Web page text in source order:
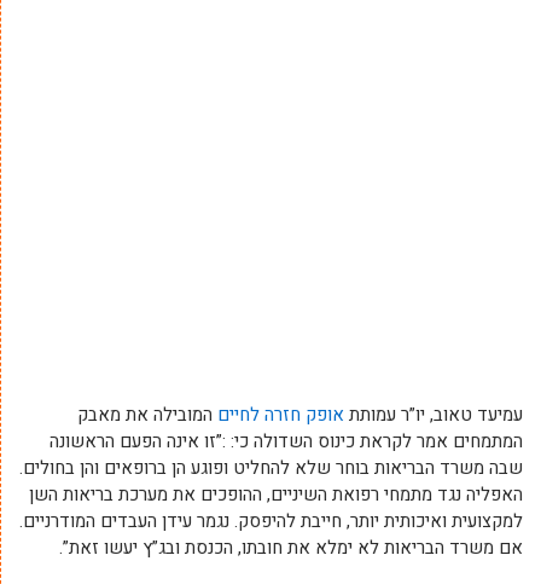
עמיעד טאוב, יו”ר עמותת אופק חזרה לחיים המובילה את מאבק
המתמחים אמר לקראת כינוס השדולה כי: :”זו אינה הפעם הראשונה
שבה משרד הבריאות בוחר שלא להחליט ופוגע הן ברופאים והן בחולים.
האפליה נגד מתמחי רפואת השיניים, ההופכים את מערכת בריאות השן
למקצועית ואיכותית יותר, חייבת להיפסק. נגמר עידן העבדים המודרניים.
אם משרד הבריאות לא ימלא את חובתו, הכנסת ובג”ץ יעשו זאת”.